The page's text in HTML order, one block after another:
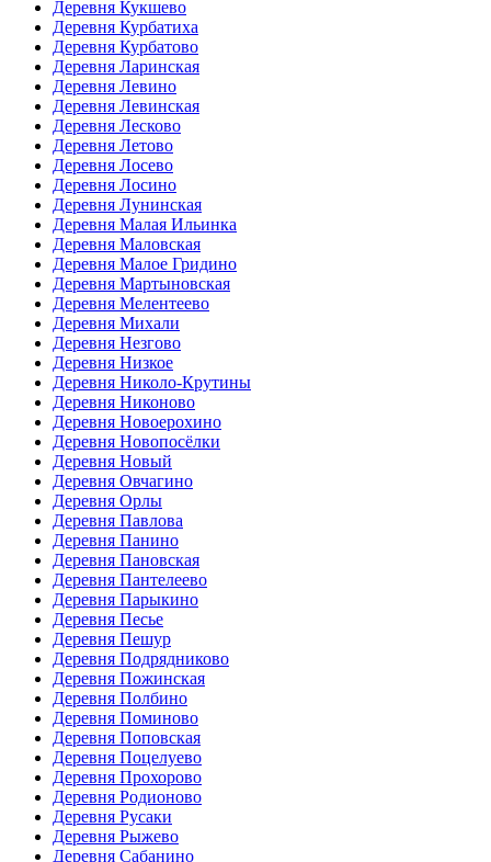
Деревня Кукшево
Деревня Курбатиха
Деревня Курбатово
Деревня Ларинская
Деревня Левино
Деревня Левинская
Деревня Лесково
Деревня Летово
Деревня Лосево
Деревня Лосино
Деревня Лунинская
Деревня Малая Ильинка
Деревня Маловская
Деревня Малое Гридино
Деревня Мартыновская
Деревня Мелентеево
Деревня Михали
Деревня Незгово
Деревня Низкое
Деревня Николо-Крутины
Деревня Никоново
Деревня Новоерохино
Деревня Новопосёлки
Деревня Новый
Деревня Овчагино
Деревня Орлы
Деревня Павлова
Деревня Панино
Деревня Пановская
Деревня Пантелеево
Деревня Парыкино
Деревня Песье
Деревня Пешур
Деревня Подрядниково
Деревня Пожинская
Деревня Полбино
Деревня Поминово
Деревня Поповская
Деревня Поцелуево
Деревня Прохорово
Деревня Родионово
Деревня Русаки
Деревня Рыжево
Деревня Сабанино